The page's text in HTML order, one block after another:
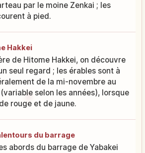
par le moine Zenkai ; les
à pied.
Hakkei
de Hitome Hakkei, on découvre
seul regard ; les érables sont à
de la mi-novembre au
selon les années), lorsque
rouge et de jaune.
du barrage
abords du barrage de Yabakei